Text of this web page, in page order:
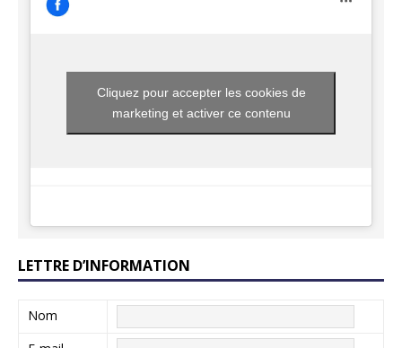
Cliquez pour accepter les cookies de
marketing et activer ce contenu
LETTRE D’INFORMATION
Nom